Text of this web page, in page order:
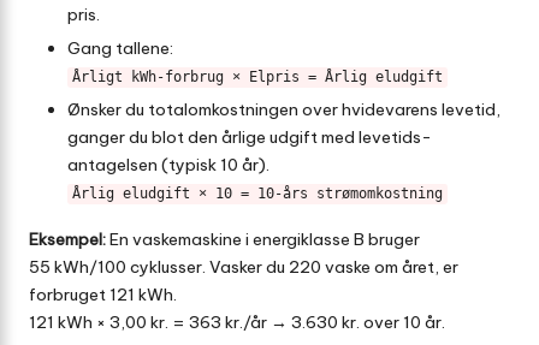
pris.
Gang tallene:
Årligt kWh-forbrug × Elpris = Årlig eludgift
Ønsker du totalomkostningen over hvidevarens levetid,
ganger du blot den årlige udgift med levetids-
antagelsen (typisk 10 år).
Årlig eludgift × 10 = 10-års strømomkostning
Eksempel:En vaskemaskine i energiklasse B bruger
55 kWh/100 cyklusser. Vasker du 220 vaske om året, er
forbruget 121 kWh.
121 kWh × 3,00 kr. = 363 kr./år → 3.630 kr. over 10 år.